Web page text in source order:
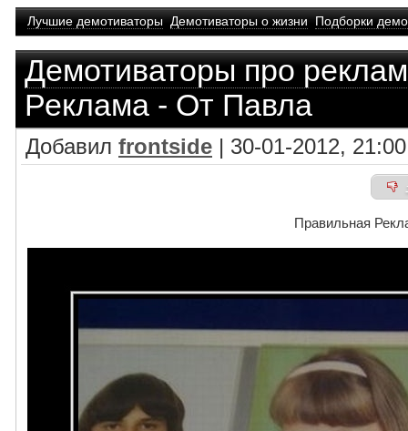
Лучшие демотиваторы Демотиваторы о жизни Подборки
Демотиваторы про
Реклама - От Павла
Добавил frontside | 30-01-2012, 21:00
Правильная